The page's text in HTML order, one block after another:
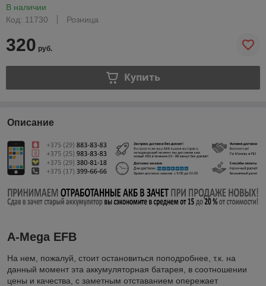
В наличии
Код: 11730
Розница
320 руб.
Купить
Описание
A-Mega EFB
На нем, пожалуй, стоит остановиться поподробнее, т.к. на
данный момент эта аккумуляторная батарея, в соотношении
цены и качества, с заметным отставанием опережает